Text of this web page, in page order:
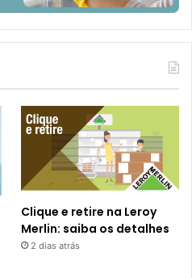
Clique e retire na Leroy
Merlin: saiba os detalhes
2 dias atrás